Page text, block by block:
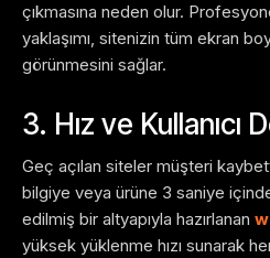
çıkmasına neden olur.
yaklaşımı, sitenizin tüm ekran
görünmesini sağlar.
3. Hız ve Kullanıcı
Geç açılan siteler müşteri
bilgiye veya ürüne 3 saniye
edilmiş bir altyapıyla hazırlanan
yüksek yüklenme hızı sunarak